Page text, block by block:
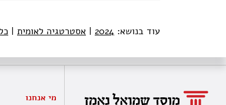
עוד בנושא: 2024
| אסטרטגיה לאומית |
מי אנחנו